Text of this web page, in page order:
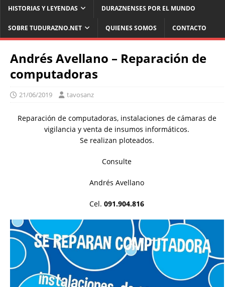
HISTORIAS Y LEYENDAS DURAZNENSES POR EL MUNDO
SOBRE TUDURAZNO.NET QUIENES SOMOS CONTACTO
Andrés Avellano – Reparación de
computadoras
21/06/2019 tavosanz
Reparación de computadoras, instalaciones de cámaras de
vigilancia y venta de insumos informáticos.
Se realizan ploteados.
Consulte
Andrés Avellano
Cel.091.904.816